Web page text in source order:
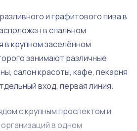
и графитового пива в
в спальном
в крупном заселённом
занимают различные
салон красоты, кафе, пекарня
вход, первая линия.
с крупным проспектом и
в одном